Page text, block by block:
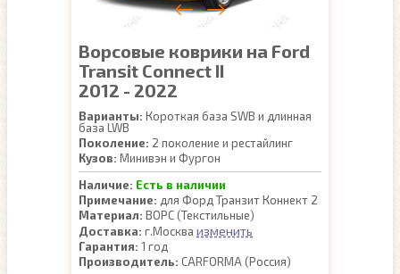
Ворсовые коврики на Ford
Transit Connect II
2012 - 2022
Варианты: Короткая база SWB и длинная
база LWB
Поколение: 2 поколение и рестайлинг
Кузов: Минивэн и Фургон
Наличие: Есть в наличии
Примечание: для Форд Транзит Коннект 2
Материал: ВОРС (Текстильные)
Доставка: г.Москва изменить
Гарантия: 1 год
Производитель: CARFORMA (Россия)